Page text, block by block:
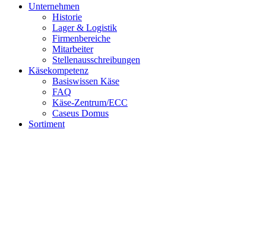
Unternehmen
Historie
Lager & Logistik
Firmenbereiche
Mitarbeiter
Stellenausschreibungen
Käsekompetenz
Basiswissen Käse
FAQ
Käse-Zentrum/ECC
Caseus Domus
Sortiment